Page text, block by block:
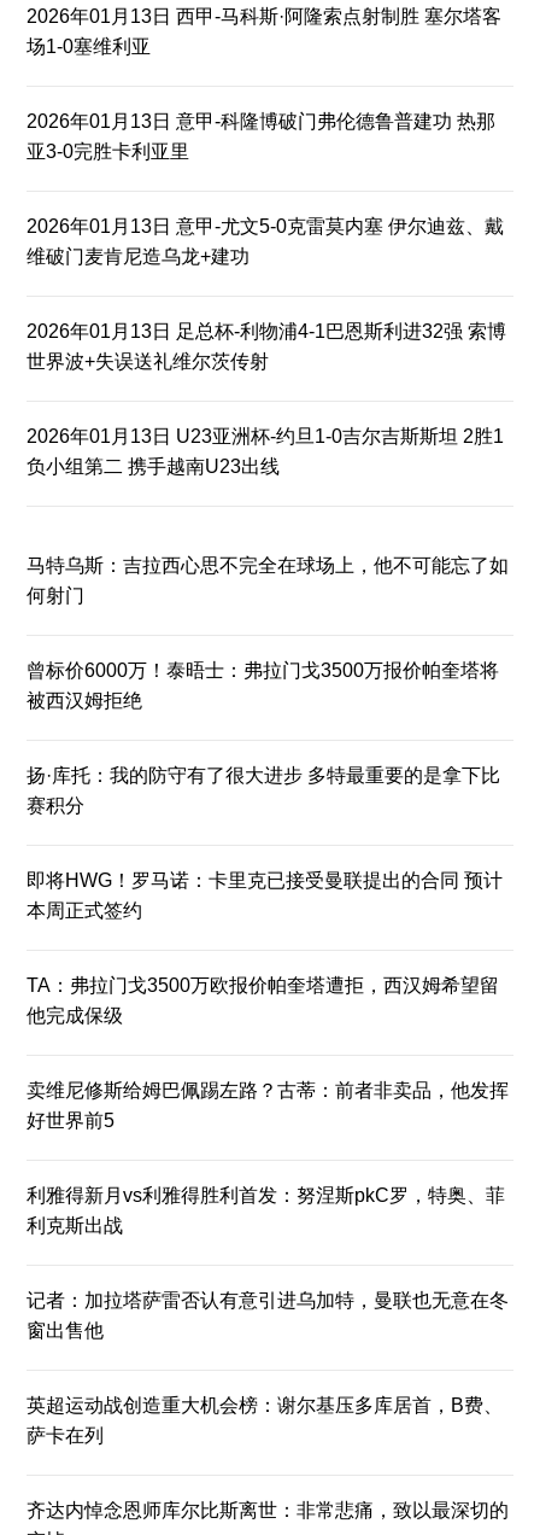
2026年01月13日 西甲-马科斯·阿隆索点射制胜 塞尔塔客
场1-0塞维利亚
2026年01月13日 意甲-科隆博破门弗伦德鲁普建功 热那
亚3-0完胜卡利亚里
2026年01月13日 意甲-尤文5-0克雷莫内塞 伊尔迪兹、戴
维破门麦肯尼造乌龙+建功
2026年01月13日 足总杯-利物浦4-1巴恩斯利进32强 索博
世界波+失误送礼维尔茨传射
2026年01月13日 U23亚洲杯-约旦1-0吉尔吉斯斯坦 2胜1
负小组第二 携手越南U23出线
马特乌斯：吉拉西心思不完全在球场上，他不可能忘了如
何射门
曾标价6000万！泰晤士：弗拉门戈3500万报价帕奎塔将
被西汉姆拒绝
扬·库托：我的防守有了很大进步 多特最重要的是拿下比
赛积分
即将HWG！罗马诺：卡里克已接受曼联提出的合同 预计
本周正式签约
TA：弗拉门戈3500万欧报价帕奎塔遭拒，西汉姆希望留
他完成保级
卖维尼修斯给姆巴佩踢左路？古蒂：前者非卖品，他发挥
好世界前5
利雅得新月vs利雅得胜利首发：努涅斯pkC罗，特奥、菲
利克斯出战
记者：加拉塔萨雷否认有意引进乌加特，曼联也无意在冬
窗出售他
英超运动战创造重大机会榜：谢尔基压多库居首，B费、
萨卡在列
齐达内悼念恩师库尔比斯离世：非常悲痛，致以最深切的